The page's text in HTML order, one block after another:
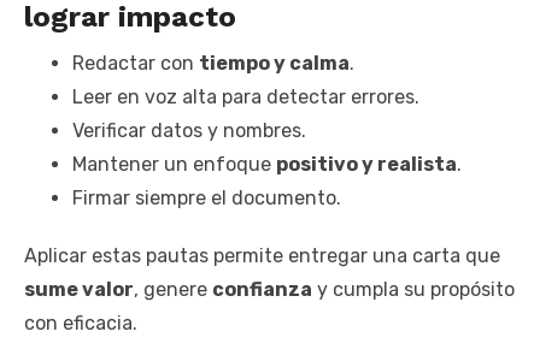
lograr impacto
Redactar con tiempo y calma.
Leer en voz alta para detectar errores.
Verificar datos y nombres.
Mantener un enfoque positivo y realista.
Firmar siempre el documento.
Aplicar estas pautas permite entregar una carta que
sume valor, genere confianza y cumpla su propósito
con eficacia.